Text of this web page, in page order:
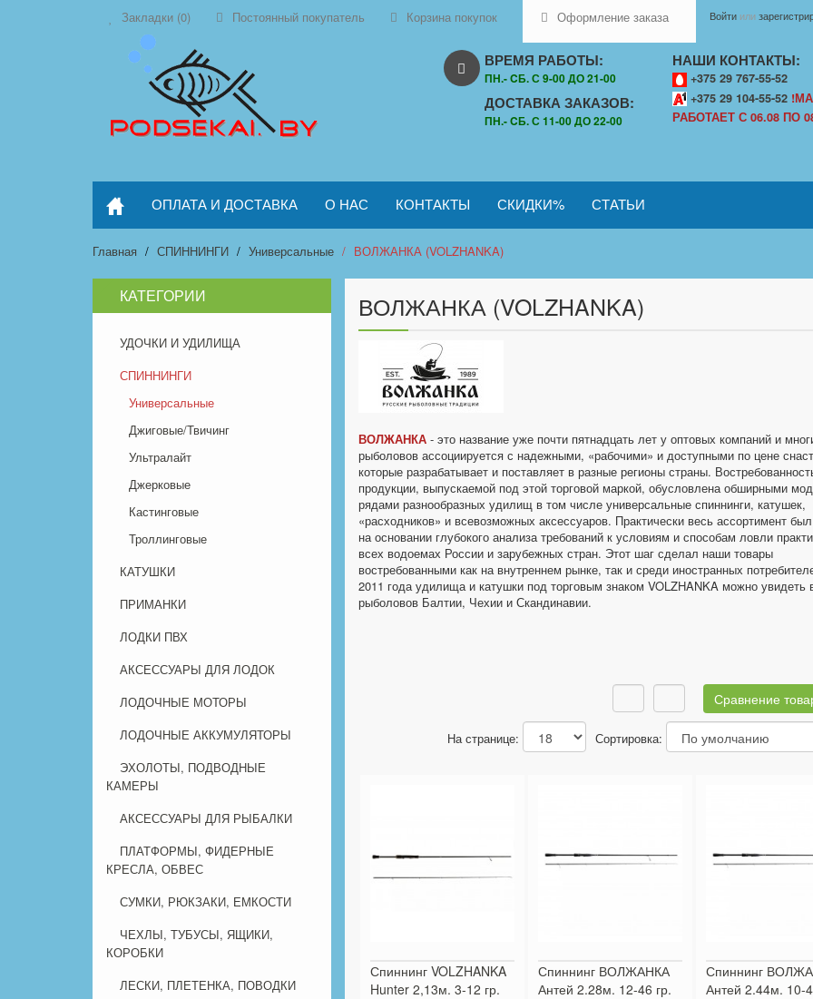
Закладки (0) Постоянный покупатель Корзина покупок Оформление заказа Войти или
ВРЕМЯ РАБОТЫ:
ПН.- CБ. С 9-00 ДО 21-00
ДОСТАВКА ЗАКАЗОВ:
ПН.- CБ. С 11-00 ДО 22-00
НАШИ КОНТАКТЫ:
+375 29 767-55-52
+375 29 104-55-52
РАБОТАЕТ С 06.08 ПО
ОПЛАТА И ДОСТАВКА О НАС КОНТАКТЫ СКИДКИ% СТАТЬИ
Главная СПИННИНГИ Универсальные ВОЛЖАНКА (VOLZHANKA)
КАТЕГОРИИ
УДОЧКИ И УДИЛИЩА
СПИННИНГИ
Универсальные
Джиговые/Твичинг
Ультралайт
Джерковые
Кастинговые
Троллинговые
КАТУШКИ
ПРИМАНКИ
ЛОДКИ ПВХ
АКСЕССУАРЫ ДЛЯ ЛОДОК
ЛОДОЧНЫЕ МОТОРЫ
ЛОДОЧНЫЕ АККУМУЛЯТОРЫ
ЭХОЛОТЫ, ПОДВОДНЫЕ
КАМЕРЫ
АКСЕССУАРЫ ДЛЯ РЫБАЛКИ
ПЛАТФОРМЫ, ФИДЕРНЫЕ
КРЕСЛА, ОБВЕС
СУМКИ, РЮКЗАКИ, ЕМКОСТИ
ЧЕХЛЫ, ТУБУСЫ, ЯЩИКИ,
КОРОБКИ
ЛЕСКИ, ПЛЕТЕНКА, ПОВОДКИ
ВОЛЖАНКА (VOLZHANKA)
ВОЛЖАНКА- это название уже почти пятнадцать лет у оптовых компаний и
рыболовов ассоциируется с надежными, «рабочими» и доступными по цене
которые разрабатывает и поставляет в разные регионы страны.
продукции, выпускаемой под этой торговой маркой, обусловлена обширными
рядами разнообразных удилищ в том числе универсальные спиннинги, катушек,
«расходников» и всевозможных аксессуаров. Практически весь ассортимент
на основании глубокого анализа требований к условиям и способам ловли
всех водоемах России и зарубежных стран. Этот шаг сделал наши товары
востребованными как на внутреннем рынке, так и среди иностранных
2011 года удилища и катушки под торговым знаком VOLZHANKA можно увидеть
рыболовов Балтии, Чехии и Скандинавии.
Сравнение
На странице: Сортировка:
Спиннинг VOLZHANKA
Hunter 2,13м. 3-12 гр.
Спиннинг ВОЛЖАНКА
Антей 2.28м. 12-46 гр.
Спиннинг
Антей 2.44м. 10-